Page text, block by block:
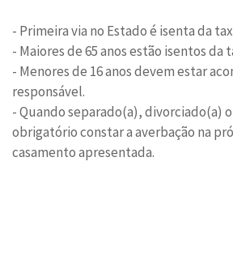
- Primeira via no Estado é isenta da
- Maiores de 65 anos estão isentos da
- Menores de 16 anos devem estar
responsável.
- Quando separado(a), divorciado(a)
obrigatório constar a averbação na
casamento apresentada.